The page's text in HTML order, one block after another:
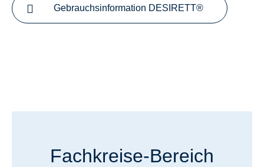
Gebrauchsinformation DESIRETT®
Fachkreise-Bereich